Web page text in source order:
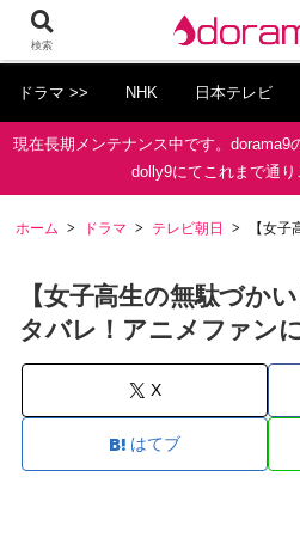
ドラマ >> NHK 日本テレビ
現在長期メンテナンス中です。dorama9
dolly9にてこれまで通り
ホーム ドラマ テレビ朝日 【女
【女子高生の無駄づか
タバレ！アニメファン
X
はてブ
検索